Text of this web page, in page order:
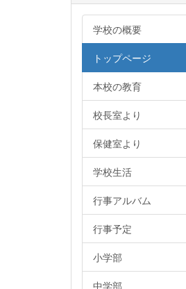
学校の概要
トップページ
本校の教育
校長室より
保健室より
学校生活
行事アルバム
行事予定
小学部
中学部